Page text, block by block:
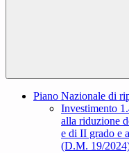
Piano Nazionale di
Investimento
alla riduzione
e di II grado e
(D.M. 19/